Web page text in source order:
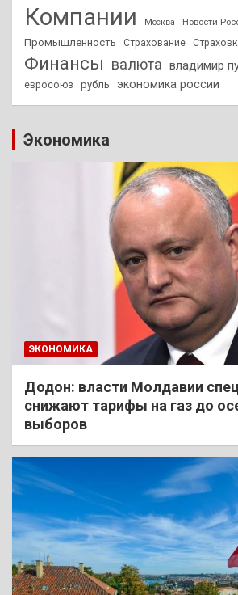
Компании Москва Новости
Промышленность Страхование
Финансы валюта владимир
евросоюз рубль экономика россии
Экономика
ЭКОНОМИКА
Додон: власти Молдавии
снижают тарифы на газ до
выборов